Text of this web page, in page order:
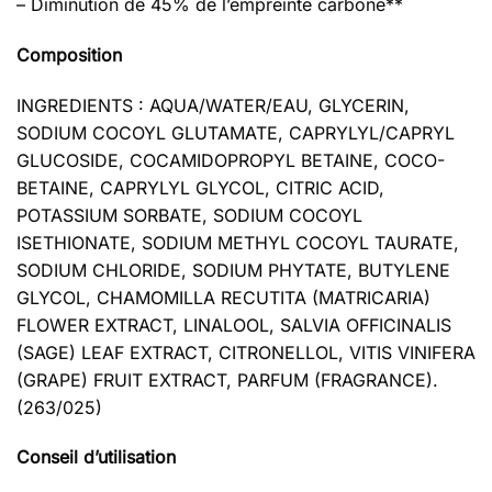
Composition
INGREDIENTS : AQUA/WATER/EAU, GLYCERIN,
SODIUM COCOYL GLUTAMATE, CAPRYLYL/CAPRYL
GLUCOSIDE, COCAMIDOPROPYL BETAINE, COCO-
BETAINE, CAPRYLYL GLYCOL, CITRIC ACID,
POTASSIUM SORBATE, SODIUM COCOYL
ISETHIONATE, SODIUM METHYL COCOYL TAURATE,
SODIUM CHLORIDE, SODIUM PHYTATE, BUTYLENE
GLYCOL, CHAMOMILLA RECUTITA (MATRICARIA)
FLOWER EXTRACT, LINALOOL, SALVIA OFFICINALIS
(SAGE) LEAF EXTRACT, CITRONELLOL, VITIS VINIFERA
(GRAPE) FRUIT EXTRACT, PARFUM (FRAGRANCE).
(263/025)
Conseil d’utilisation